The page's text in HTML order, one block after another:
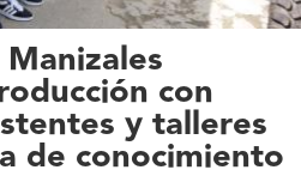
con
y talleres
de conocimiento